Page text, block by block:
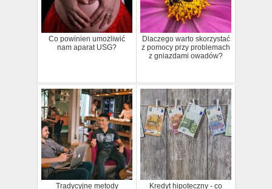
Co powinien umożliwić
nam aparat USG?
Dlaczego warto skorzystać
z pomocy przy problemach
z gniazdami owadów?
Tradycyjne metody Kredyt hipoteczny - co